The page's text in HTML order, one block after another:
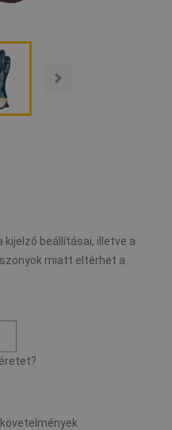
beállításai, illetve a
miatt eltérhet a